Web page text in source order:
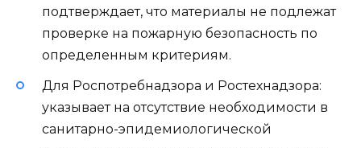
подтверждает, что материалы не подлежат
проверке на пожарную безопасность по
определенным критериям.
Для Роспотребнадзора и Ростехнадзора:
указывает на отсутствие необходимости в
санитарно-эпидемиологической